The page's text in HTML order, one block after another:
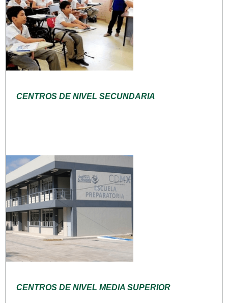
CENTROS DE NIVEL SECUNDARIA
CENTROS DE NIVEL MEDIA SUPERIOR